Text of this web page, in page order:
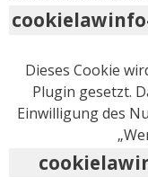
Dieses Cookie
Plugin gesetzt.
Einwilligung des